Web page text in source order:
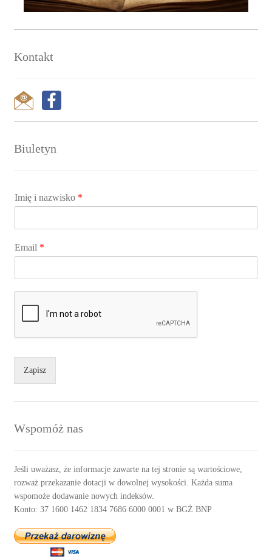
Kontakt
Biuletyn
Imię i nazwisko *
Email *
Zapisz
Wspomóż nas
Jeśli uważasz, że informacje zawarte na tej stronie są wartościowe,
rozważ przekazanie dotacji w dowolnej wysokości. Każda suma
wspomoże dodawanie nowych indeksów.
Konto: 37 1600 1462 1834 7686 6000 0001 w BGŻ BNP